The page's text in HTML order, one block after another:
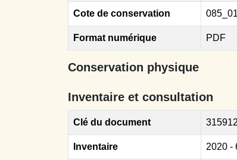
Cote de conservation
Format numérique PDF
Conservation physique
Inventaire et consultation
Clé du document
Inventaire 2020 -